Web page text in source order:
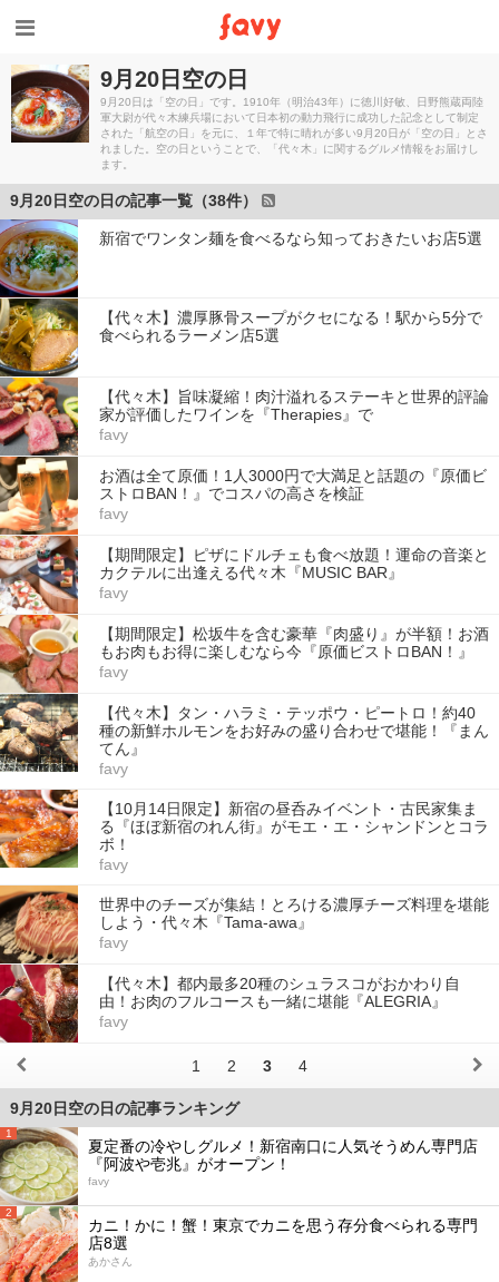
9月20日空の日
9月20日は「空の日」です。1910年（明治43年）に徳川好敏、日野熊蔵両陸
軍大尉が代々木練兵場において日本初の動力飛行に成功した記念として制定
された「航空の日」を元に、１年で特に晴れが多い9月20日が「空の日」とさ
れました。空の日ということで、「代々木」に関するグルメ情報をお届けし
ます。
9月20日空の日の記事一覧（38件）
新宿でワンタン麺を食べるなら知っておきたいお店5選
【代々木】濃厚豚骨スープがクセになる！駅から5分で
食べられるラーメン店5選
【代々木】旨味凝縮！肉汁溢れるステーキと世界的評論
家が評価したワインを『Therapies』で
favy
お酒は全て原価！1人3000円で大満足と話題の『原価ビ
ストロBAN！』でコスパの高さを検証
favy
【期間限定】ピザにドルチェも食べ放題！運命の音楽と
カクテルに出逢える代々木『MUSIC BAR』
favy
【期間限定】松坂牛を含む豪華『肉盛り』が半額！お酒
もお肉もお得に楽しむなら今『原価ビストロBAN！』
favy
【代々木】タン・ハラミ・テッポウ・ピートロ！約40
種の新鮮ホルモンをお好みの盛り合わせで堪能！『まん
てん』
favy
【10月14日限定】新宿の昼呑みイベント・古民家集ま
る『ほぼ新宿のれん街』がモエ・エ・シャンドンとコラ
ボ！
favy
世界中のチーズが集結！とろける濃厚チーズ料理を堪能
しよう・代々木『Tama-awa』
favy
【代々木】都内最多20種のシュラスコがおかわり自
由！お肉のフルコースも一緒に堪能『ALEGRIA』
favy
1 2 3 4
9月20日空の日の記事ランキング
1
夏定番の冷やしグルメ！新宿南口に人気そうめん専門店
『阿波や壱兆』がオープン！
favy
2
カニ！かに！蟹！東京でカニを思う存分食べられる専門
店8選
あかさん